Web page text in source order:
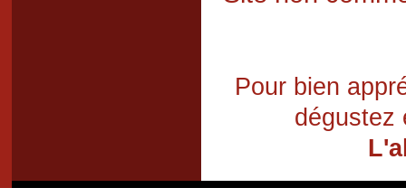
Pour bien
dégustez